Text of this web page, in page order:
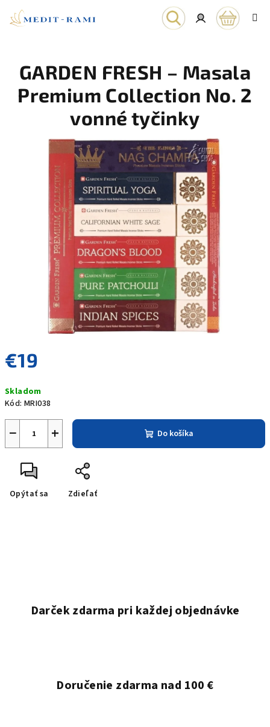
obsah
košík
€19
cena:
Skladom
Kód: MRI038
+
− Do košíka
Opýtať sa Zdieľať
GARDEN FRESH – Masala
Premium Collection No. 2
vonné tyčinky
Darček zdarma pri každej objednávke
Doručenie zdarma nad 100 €